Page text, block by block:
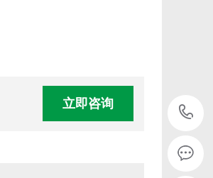
立即咨询